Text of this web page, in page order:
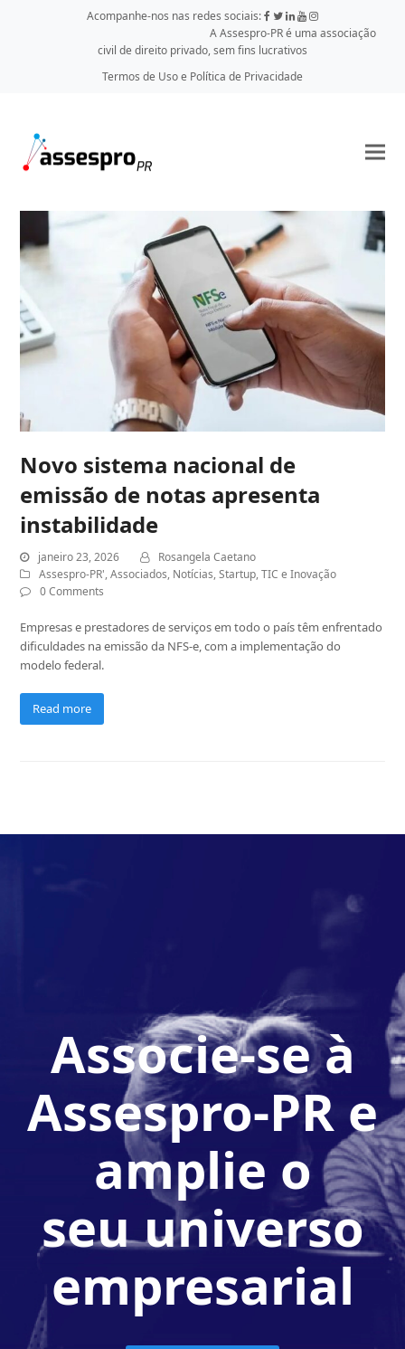
Acompanhe-nos nas redes sociais:
A Assespro-PR é uma associação
civil de direito privado, sem fins lucrativos
Termos de Uso e Política de Privacidade
Novo sistema nacional de
emissão de notas apresenta
instabilidade
janeiro 23, 2026
Rosangela Caetano
Assespro-PR',Associados, Notícias,Startup,TIC e Inovação
0 Comments
Empresas e prestadores de serviços em todo o país têm enfrentado
dificuldades na emissão da NFS-e, com a implementação do
modelo federal.
Read more
Associe-se à
Assespro-PR e
amplie o
seu universo
empresarial